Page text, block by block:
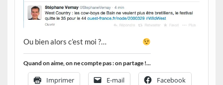
Ou bien alors c’est moi ?…
Quand on aime, on ne compte pas : on partage !...
Imprimer E-mail Facebook